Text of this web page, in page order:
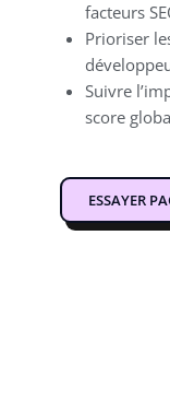
facteurs
Prioriser
Suivre
score
ESSAYER